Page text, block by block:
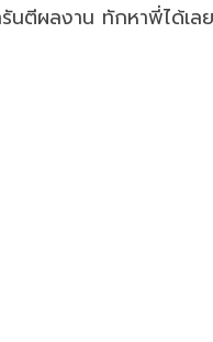
ตีผลงาน ทักหาพี่ได้เล